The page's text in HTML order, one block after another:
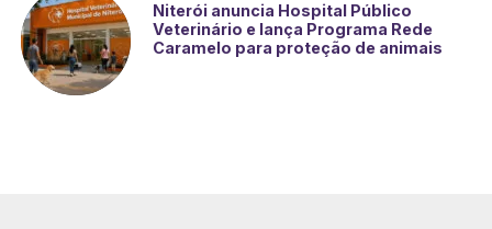
Niterói anuncia Hospital Público
Veterinário e lança Programa Rede
Caramelo para proteção de animais